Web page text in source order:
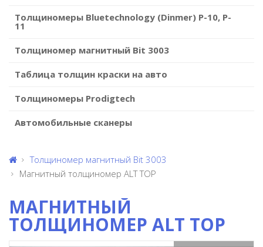
Толщиномеры Bluetechnology (Dinmer) Р-10, P-
11
Толщиномер магнитный Bit 3003
Таблица толщин краски на авто
Толщиномеры Prodigtech
Автомобильные сканеры
Толщиномер магнитный Bit 3003
Магнитный толщиномер ALT TOP
МАГНИТНЫЙ
ТОЛЩИНОМЕР ALT TOP